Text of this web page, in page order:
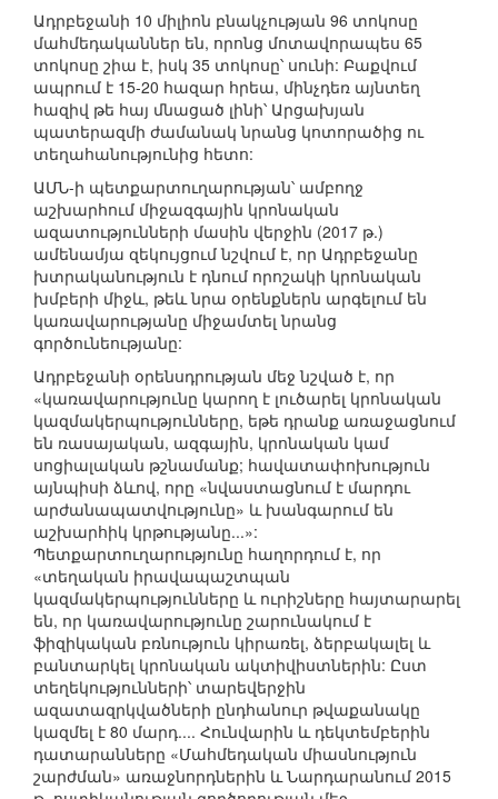
Ադրբեջանի 10 միլիոն բնակչության 96 տոկոսը
մահմեդականներ են, որոնց մոտավորապես 65
տոկոսը շիա է, իսկ 35 տոկոսը՝ սունի: Բաքվում
ապրում է 15-20 հազար հրեա, մինչդեռ այնտեղ
հազիվ թե հայ մնացած լինի՝ Արցախյան
պատերազմի ժամանակ նրանց կոտորածից ու
տեղահանությունից հետո:
ԱՄՆ-ի պետքարտուղարության՝ ամբողջ
աշխարհում միջազգային կրոնական
ազատությունների մասին վերջին (2017 թ.)
ամենամյա զեկույցում նշվում է, որ Ադրբեջանը
խտրականություն է դնում որոշակի կրոնական
խմբերի միջև, թեև նրա օրենքներն արգելում են
կառավարությանը միջամտել նրանց
գործունեությանը:
Ադրբեջանի օրենսդրության մեջ նշված է, որ
«կառավարությունը կարող է լուծարել կրոնական
կազմակերպությունները, եթե դրանք առաջացնում
են ռասայական, ազգային, կրոնական կամ
սոցիալական թշնամանք; հավատափոխություն
այնպիսի ձևով, որը «նվաստացնում է մարդու
արժանապատվությունը» և խանգարում են
աշխարհիկ կրթությանը...»:
Պետքարտուղարությունը հաղորդում է, որ
«տեղական իրավապաշտպան
կազմակերպությունները և ուրիշները հայտարարել
են, որ կառավարությունը շարունակում է
ֆիզիկական բռնություն կիրառել, ձերբակալել և
բանտարկել կրոնական ակտիվիստներին: Ըստ
տեղեկությունների՝ տարեվերջին
ազատազրկվածների ընդհանուր թվաքանակը
կազմել է 80 մարդ.... Հունվարին և դեկտեմբերին
դատարանները «Մահմեդական միասնություն
շարժման» առաջնորդներին և Նարդարանում 2015